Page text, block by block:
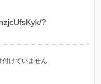
?
付けていません